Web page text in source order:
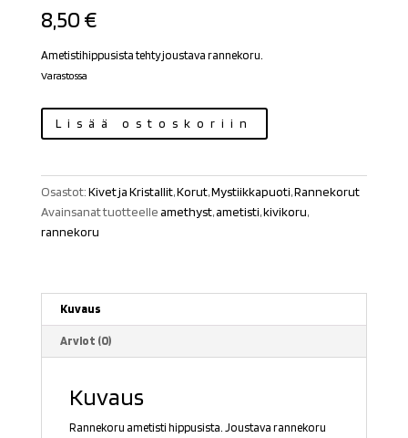
8,50€
Ametistihippusista tehty joustava rannekoru.
Varastossa
rannekoru
Lisää ostoskoriin
Osastot:Kivet ja Kristallit,Korut,Mystiikkapuoti,Rannekorut
Avainsanat tuotteelleamethyst,ametisti,kivikoru,
rannekoru
Kuvaus
Arviot (0)
Kuvaus
Rannekoru ametisti hippusista. Joustava rannekoru